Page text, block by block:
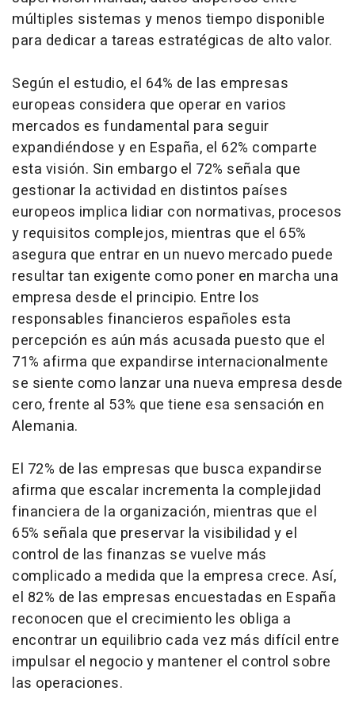
múltiples sistemas y menos tiempo disponible
para dedicar a tareas estratégicas de alto valor.
Según el estudio, el 64% de las empresas
europeas considera que operar en varios
mercados es fundamental para seguir
expandiéndose y en España, el 62% comparte
esta visión. Sin embargo el 72% señala que
gestionar la actividad en distintos países
europeos implica lidiar con normativas, procesos
y requisitos complejos, mientras que el 65%
asegura que entrar en un nuevo mercado puede
resultar tan exigente como poner en marcha una
empresa desde el principio. Entre los
responsables financieros españoles esta
percepción es aún más acusada puesto que el
71% afirma que expandirse internacionalmente
se siente como lanzar una nueva empresa desde
cero, frente al 53% que tiene esa sensación en
Alemania.
El 72% de las empresas que busca expandirse
afirma que escalar incrementa la complejidad
financiera de la organización, mientras que el
65% señala que preservar la visibilidad y el
control de las finanzas se vuelve más
complicado a medida que la empresa crece. Así,
el 82% de las empresas encuestadas en España
reconocen que el crecimiento les obliga a
encontrar un equilibrio cada vez más difícil entre
impulsar el negocio y mantener el control sobre
las operaciones.